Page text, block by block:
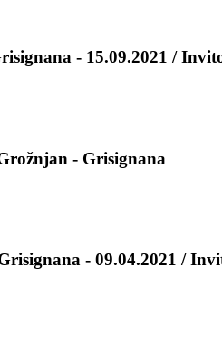
- 15.09.2021 /
- Grisignana
- 09.04.2021 /